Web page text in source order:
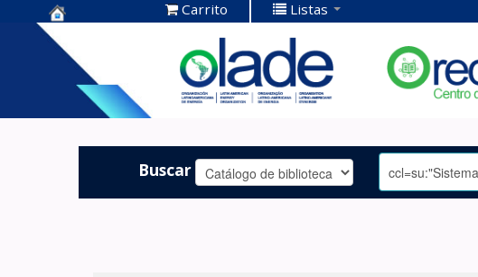
Centro de
Documentación
OLADE -
Carrito Listas
Buscar